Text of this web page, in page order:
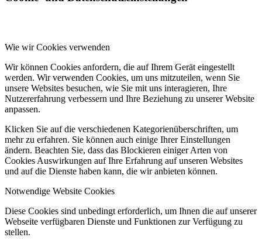
Wie wir Cookies verwenden
Wir können Cookies anfordern, die auf Ihrem Gerät eingestellt
werden. Wir verwenden Cookies, um uns mitzuteilen, wenn Sie
unsere Websites besuchen, wie Sie mit uns interagieren, Ihre
Nutzererfahrung verbessern und Ihre Beziehung zu unserer Website
anpassen.
Klicken Sie auf die verschiedenen Kategorienüberschriften, um
mehr zu erfahren. Sie können auch einige Ihrer Einstellungen
ändern. Beachten Sie, dass das Blockieren einiger Arten von
Cookies Auswirkungen auf Ihre Erfahrung auf unseren Websites
und auf die Dienste haben kann, die wir anbieten können.
Notwendige Website Cookies
Diese Cookies sind unbedingt erforderlich, um Ihnen die auf unserer
Webseite verfügbaren Dienste und Funktionen zur Verfügung zu
stellen.